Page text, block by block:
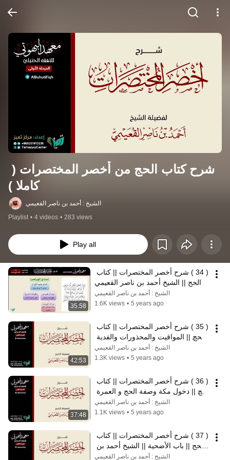
كاملا )
الشيخ : أحمد بن ناصر القعيمي
Playlist • 4 videos • 283 views
Play all
35:58
الحج || الشيخ أحمد بن ناصر القعيمي
الشيخ : أحمد بن ناصر القعيمي
1.6K views • 5 years ago
42:53
|| الشيخ أحمد بن ناصر القعيمي
الشيخ : أحمد بن ناصر القعيمي
1.3K views • 5 years ago
37:48
|| الشيخ أحمد بن ناصر القعيمي
الشيخ : أحمد بن ناصر القعيمي
1.1K views • 5 years ago
ناصر القعيمي
الشيخ : أحمد بن ناصر القعيمي